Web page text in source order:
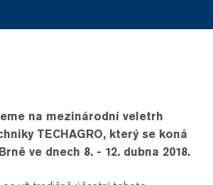
na mezinárodní veletrh
TECHAGRO, který se koná
ve dnech 8. - 12. dubna 2018.